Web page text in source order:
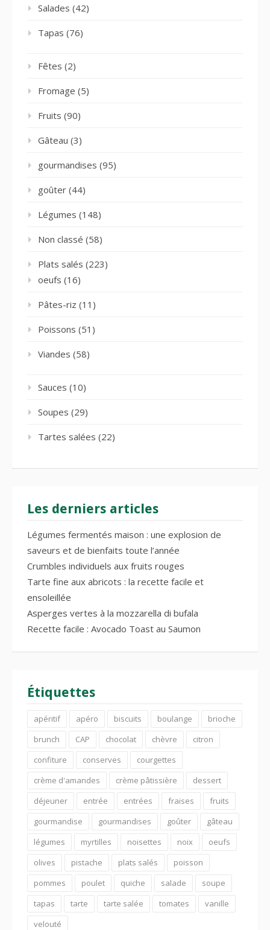
Salades (42)
Tapas (76)
Fêtes (2)
Fromage (5)
Fruits (90)
Gâteau (3)
gourmandises (95)
goûter (44)
Légumes (148)
Non classé (58)
Plats salés (223)
oeufs (16)
Pâtes-riz (11)
Poissons (51)
Viandes (58)
Sauces (10)
Soupes (29)
Tartes salées (22)
Les derniers articles
Légumes fermentés maison : une explosion de
saveurs et de bienfaits toute l’année
Crumbles individuels aux fruits rouges
Tarte fine aux abricots : la recette facile et
ensoleillée
Asperges vertes à la mozzarella di bufala
Recette facile : Avocado Toast au Saumon
Étiquettes
apéritif apéro biscuits boulange
brioche
brunch
CAP chocolat chèvre
citron
confiture
conserves
courgettes
crème d'amandes
crème pâtissière
dessert
déjeuner
entrée entrées fraises
fruits
gourmandise
gourmandises goûter
gâteau
légumes
myrtilles noisettes noix
oeufs
olives
pistache plats salés
poisson
pommes
poulet quiche salade
soupe
tapas
tarte tarte salée tomates
vanille
velouté